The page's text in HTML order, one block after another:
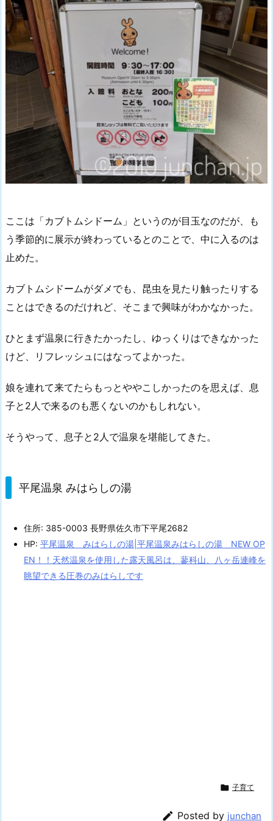
ここは「カブトムシドーム」というのが目玉なのだが、も
う季節的に展示が終わっているとのことで、中に入るのは
止めた。
カブトムシドームがダメでも、昆虫を見たり触ったりする
ことはできるのだけれど、そこまで興味がわかなかった。
ひとまず温泉に行きたかったし、ゆっくりはできなかった
けど、リフレッシュにはなってよかった。
娘を連れて来てたらもっとややこしかったのを思えば、息
子と2人で来るのも悪くないのかもしれない。
そうやって、息子と2人で温泉を堪能してきた。
平尾温泉 みはらしの湯
住所: 385-0003 長野県佐久市下平尾2682
HP: 平尾温泉 みはらしの湯|平尾温泉みはらしの湯 NEW OP
EN！！天然温泉を使用した露天風呂は、蓼科山、八ヶ岳連峰を
眺望できる圧巻のみはらしです
 子育て
 Posted by junchan